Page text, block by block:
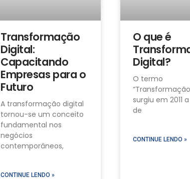
Transformação
Digital:
Capacitando
Empresas para o
Futuro
A transformação digital
tornou-se um conceito
fundamental nos
negócios
contemporâneos,
CONTINUE LENDO »
O que é
Digital?
O termo
surgiu em 2011
de
CONTINUE LENDO »